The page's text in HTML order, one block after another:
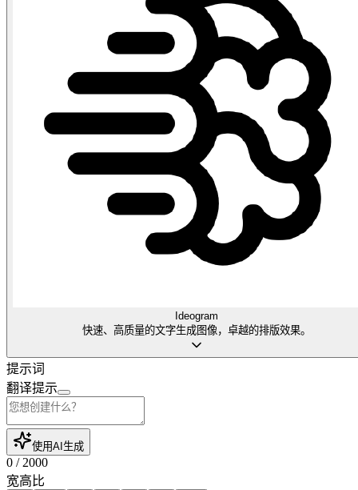
Ideogram
快速、高质量的文字生成图像，卓越的排版效果。
提示词
翻译提示
使用AI生成
0 / 2000
宽高比